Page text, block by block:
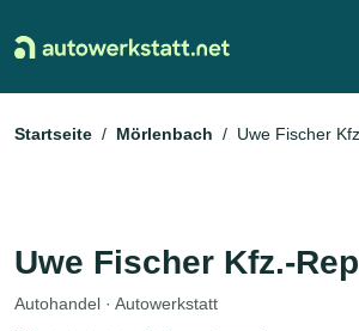
Startseite Mörlenbach Uwe Fischer
Uwe Fischer Kfz.-
Autohandel · Autowerkstatt